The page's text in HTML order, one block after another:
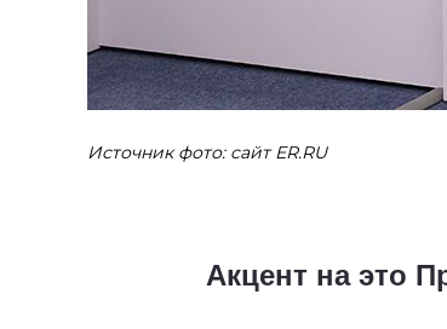
Источник фото: сайт ER.RU
Акцент на это